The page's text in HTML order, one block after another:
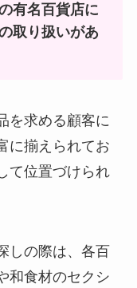
ーメン どこで売
ん どこで買える?
ナはどこで売って
買える？安全性を
有名百貨店に
取り扱いがあ
を求める顧客に
に揃えられてお
て位置づけられ
しの際は、各百
和食材のセクシ